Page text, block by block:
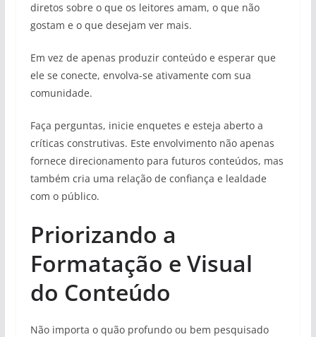
diretos sobre o que os leitores amam, o que não
gostam e o que desejam ver mais.
Em vez de apenas produzir conteúdo e esperar que
ele se conecte, envolva-se ativamente com sua
comunidade.
Faça perguntas, inicie enquetes e esteja aberto a
críticas construtivas. Este envolvimento não apenas
fornece direcionamento para futuros conteúdos, mas
também cria uma relação de confiança e lealdade
com o público.
Priorizando a
Formatação e Visual
do Conteúdo
Não importa o quão profundo ou bem pesquisado